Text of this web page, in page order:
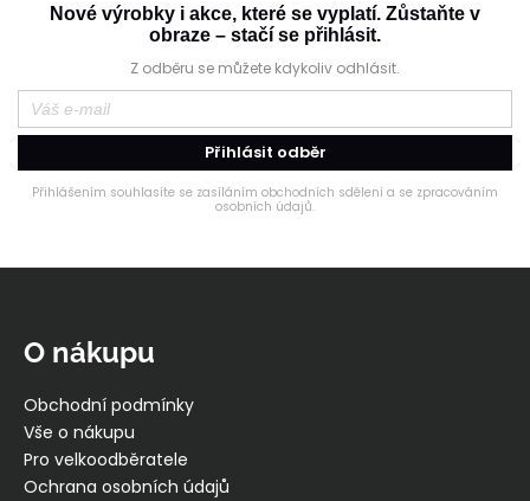
Nové výrobky i akce, které se vyplatí. Zůstaňte v
obraze – stačí se přihlásit.
Z odběru se můžete kdykoliv odhlásit.
Přihlásit odběr
Přihlášením souhlasíte se zasíláním obchodních sdělení a se zpracováním
osobních údajů.
O nákupu
Obchodní podmínky
Vše o nákupu
Pro velkoodběratele
Ochrana osobních údajů